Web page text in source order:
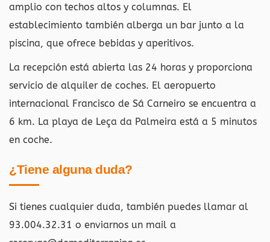
amplio con techos altos y columnas. El
establecimiento también alberga un bar junto a la
piscina, que ofrece bebidas y aperitivos.
La recepción está abierta las 24 horas y proporciona
servicio de alquiler de coches. El aeropuerto
internacional Francisco de Sá Carneiro se encuentra a
6 km. La playa de Leça da Palmeira está a 5 minutos
en coche.
¿Tiene alguna duda?
Si tienes cualquier duda, también puedes llamar al
93.004.32.31 o enviarnos un mail a